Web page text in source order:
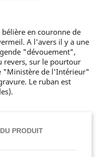
en couronne de
A l'avers il y a une
"dévouement",
revers, sur le pourtour
"Ministère de l'Intérieur"
Le ruban est
PRODUIT